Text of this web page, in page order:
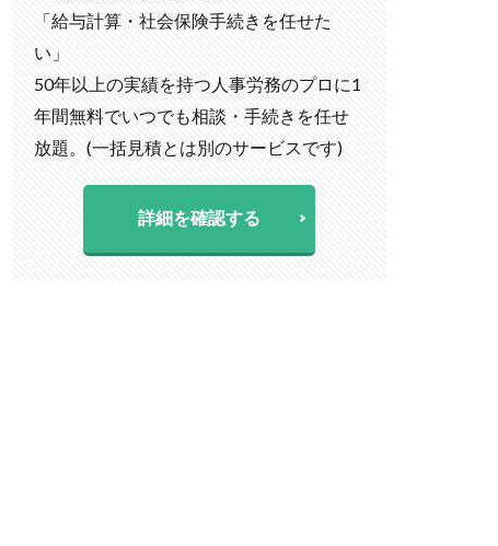
「給与計算・社会保険手続きを任せた
い」
50年以上の実績を持つ人事労務のプロに1
年間無料でいつでも相談・手続きを任せ
放題。(一括見積とは別のサービスです)
詳細を確認する